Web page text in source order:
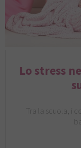
Lo stress
Tra la scuola, i